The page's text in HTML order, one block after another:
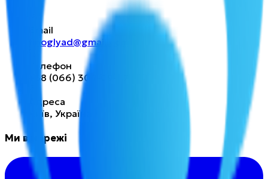
Email
finoglyad@gmail.com
Телефон
+38 (066) 304-09-67
Адреса
Київ, Україна
Ми в мережі